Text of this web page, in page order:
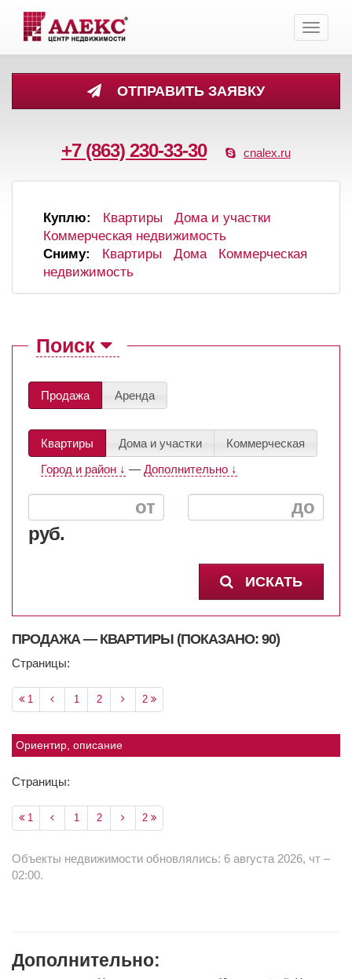
ОТПРАВИТЬ ЗАЯВКУ
+7 (863) 230-33-30 cnalex.ru
Toggle
Куплю: Квартиры
Дома и участки
Коммерческая недвижимость
Сниму:
Квартиры Дома
Коммерческая
недвижимость
Поиск
Продажа Аренда
Квартиры Дома и участки
Коммерческая
Город и район ↓ — Дополнительно ↓
руб.
ИСКАТЬ
ПРОДАЖА — КВАРТИРЫ (ПОКАЗАНО: 90)
Страницы:
1 1 2 2
Ориентир, описание
Страницы:
1 1 2 2
Объекты недвижимости обновлялись: 6 августа 2026, чт –
02:00.
Дополнительно: